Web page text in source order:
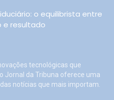
o equilibrista entre
e resultado
tecnológicas que
Jornal da Tribuna oferece uma
notícias que mais importam.